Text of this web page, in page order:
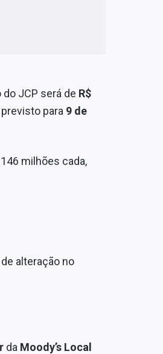
JCP será de R$
para 9 de
milhões cada,
alteração no
da Moody’s Local